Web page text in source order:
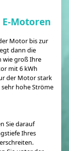
Motoren
Motor bis zur
dann die
wie groß Ihre
mit 6 kWh
der Motor stark
hohe Ströme
Sie darauf
Ihres